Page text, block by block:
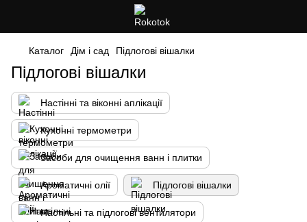
Каталог Дім і сад Підлогові вішалки
Підлогові вішалки
Настінні та віконні аплікації
Кухонні термометри
Засоби для очищення ванн і плитки
Ароматичні олії Підлогові вішалки
Настільні та підлогові вентилятори